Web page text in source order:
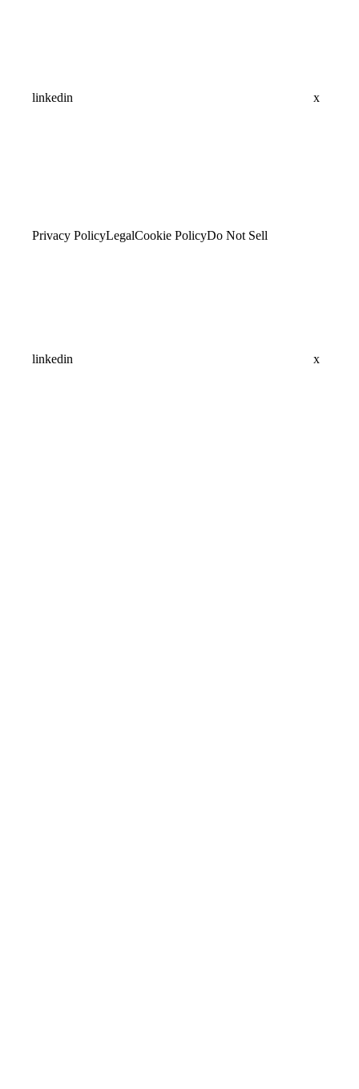
linkedin x
Privacy PolicyLegalCookie PolicyDo Not Sell
linkedin x